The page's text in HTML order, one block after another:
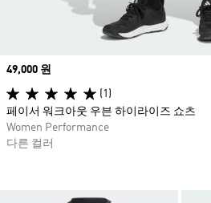
Price
49,000 원
(1)
페이서 워크아웃 우븐 하이라이즈 쇼츠
Women Performance
다른 컬러